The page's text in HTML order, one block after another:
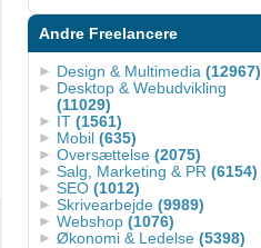
Andre Freelancere
Design & Multimedia (12967)
Desktop & Webudvikling
(11029)
IT (1561)
Mobil (635)
Oversættelse (2075)
Salg, Marketing & PR (6154)
SEO (1012)
Skrivearbejde (9989)
Webshop (1076)
Økonomi & Ledelse (5398)